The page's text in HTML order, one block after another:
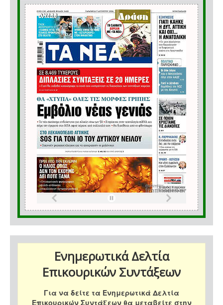
Ενημερωτικά Δελτία
Επικουρικών Συντάξεων
Για να δείτε τα Ενημερωτικά Δελτία
Επικουρικών Συντάξεων θα μεταβείτε στην